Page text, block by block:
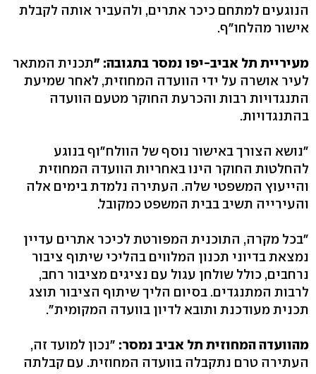
הנוגעים למתחם כיכר אתרים, ולהעביר אותה לקבלת
אישור מהלחו"ף.
מעיריית תל אביב-יפו נמסר בתגובה: "תכנית המתאר
לעיר אושרה על ידי הוועדה המחוזית, לאחר שמיעת
התנגדויות רבות והכרעת החוקר מטעם הוועדה
בהתנגדויות.
"נושא הצורך באישור נוסף של הוולח"וף בנוגע
להחלטות החוקר הינו באחריות הוועדה המחוזית
והייעוץ המשפטי שלה. העתירה נלמדת בימים אלה
והעירייה תשיב בבית המשפט כמקובל.
"בכל מקרה, התוכנית המפורטת לכיכר אתרים עדיין
נמצאת בדיוני תכנון המלווים בהליכי שיתוף ציבור
נרחבים, כולל שולחן עגול עם נציגים מציבור רחב,
לרבות המתנגדים. בסיום הליך שיתוף הציבור תוצג
תכנית מעודכנת ותובא לדיון בוועדה המקומית".
מהוועדה המחוזית תל אביב נמסר: "נכון למועד זה,
העתירה טרם נתקבלה בוועדה המחוזית. עם קבלתה